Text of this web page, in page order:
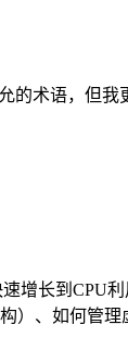
术语，但
增长到CPU
、如何管